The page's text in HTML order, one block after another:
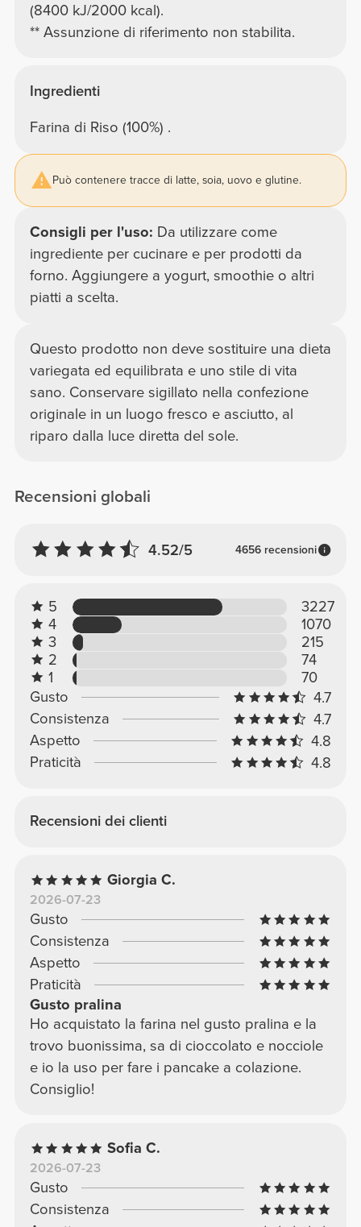
(8400 kJ/2000 kcal).
** Assunzione di riferimento non stabilita.
Ingredienti
Farina di Riso (100%) .
Può contenere tracce di latte, soia, uovo e glutine.
Consigli per l'uso: Da utilizzare come
ingrediente per cucinare e per prodotti da
forno. Aggiungere a yogurt, smoothie o altri
piatti a scelta.
Questo prodotto non deve sostituire una dieta
variegata ed equilibrata e uno stile di vita
sano. Conservare sigillato nella confezione
originale in un luogo fresco e asciutto, al
riparo dalla luce diretta del sole.
Recensioni globali
4.52/5 4656 recensioni
5
3227
4
1070
3
215
2
74
1
70
Gusto
4.7
Consistenza
4.7
Aspetto
4.8
Praticità
4.8
Recensioni dei clienti
Giorgia C.
2026-07-23
Gusto
Consistenza
Aspetto
Praticità
Gusto pralina
Ho acquistato la farina nel gusto pralina e la
trovo buonissima, sa di cioccolato e nocciole
e io la uso per fare i pancake a colazione.
Consiglio!
Sofia C.
2026-07-23
Gusto
Consistenza